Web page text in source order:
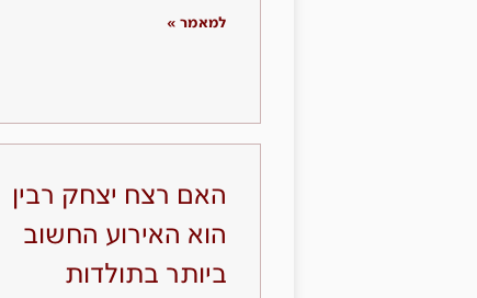
למאמר »
האם רצח יצחק רבין
הוא האירוע החשוב
ביותר בתולדות